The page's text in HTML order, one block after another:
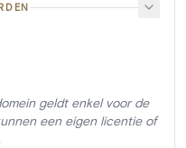
geldt enkel voor de
een eigen licentie of